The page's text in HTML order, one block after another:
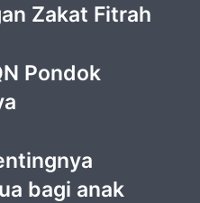
Zakat Fitrah
Pondok
bagi anak